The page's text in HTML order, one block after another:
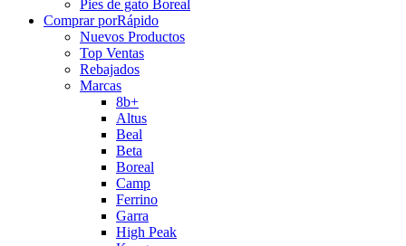
Pies de gato Boreal
Comprar porRápido
Nuevos Productos
Top Ventas
Rebajados
Marcas
8b+
Altus
Beal
Beta
Boreal
Camp
Ferrino
Garra
High Peak